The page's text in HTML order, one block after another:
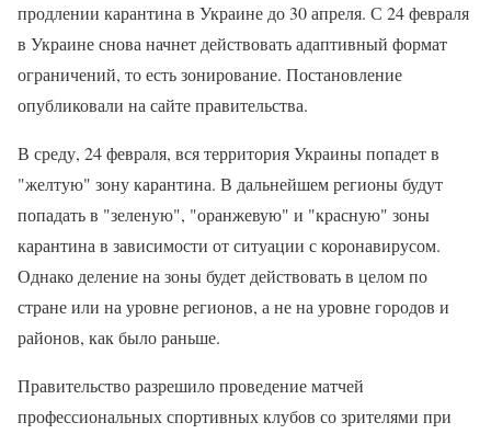
продлении карантина в Украине до 30 апреля. С 24 февраля
в Украине снова начнет действовать адаптивный формат
ограничений, то есть зонирование. Постановление
опубликовали на сайте правительства.
В среду, 24 февраля, вся территория Украины попадет в
"желтую" зону карантина. В дальнейшем регионы будут
попадать в "зеленую", "оранжевую" и "красную" зоны
карантина в зависимости от ситуации с коронавирусом.
Однако деление на зоны будет действовать в целом по
стране или на уровне регионов, а не на уровне городов и
районов, как было раньше.
Правительство разрешило проведение матчей
профессиональных спортивных клубов со зрителями при